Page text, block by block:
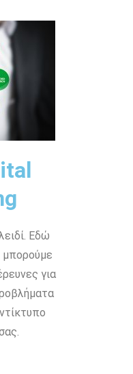
Εδώ
μπορούμε
για